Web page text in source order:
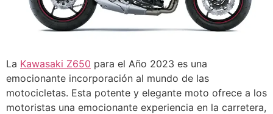
La Kawasaki Z650 para el Año 2023 es una
emocionante incorporación al mundo de las
motocicletas. Esta potente y elegante moto ofrece a los
motoristas una emocionante experiencia en la carretera,